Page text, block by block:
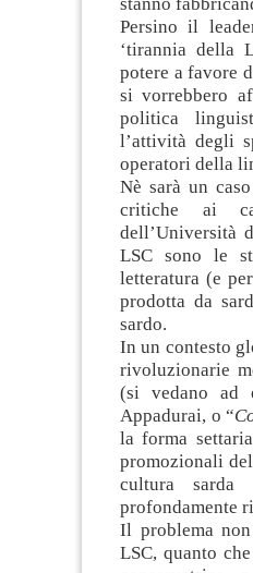
Persino il
‘tirannia della
potere a favore
si vorrebbero
politica
l’attività degli
operatori della
Nè sarà un
critiche ai
dell’Università
LSC sono le
letteratura (e
prodotta da
sardo.
In un contesto
rivoluzionarie
(si vedano ad
Appadurai, o “
la forma
promozionali
cultura
profondamente
Il problema
LSC, quanto